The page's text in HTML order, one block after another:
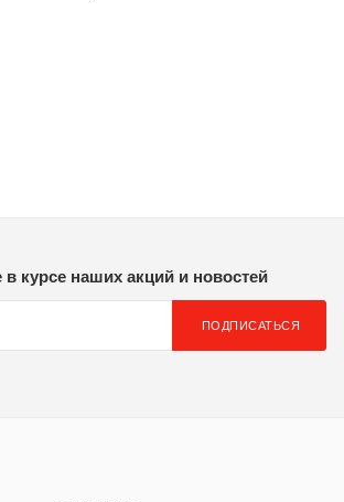
в курсе наших акций и новостей
ПОДПИСАТЬСЯ